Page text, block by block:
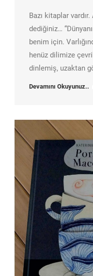
Bazı kitaplar
dediğiniz…
benim için.
henüz dilimize
dinlemiş, uzaktan
Devamını Okuyunuz..